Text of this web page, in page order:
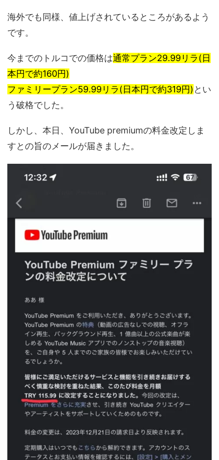
海外でも同様、値上げされているところがあるよう
です。
今までのトルコでの価格は通常プラン29.99リラ(日
本円で約160円)
ファミリープラン59.99リラ(日本円で約319円) とい
う破格でした。
しかし、本日、YouTube premiumの料金改定しま
すとの旨のメールが届きました。